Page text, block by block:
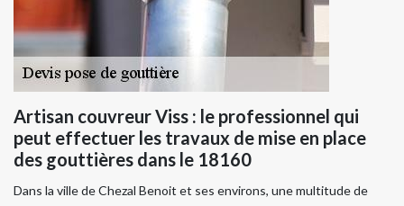
Artisan couvreur Viss : le professionnel qui
peut effectuer les travaux de mise en place
des gouttières dans le 18160
Dans la ville de Chezal Benoit et ses environs, une multitude de